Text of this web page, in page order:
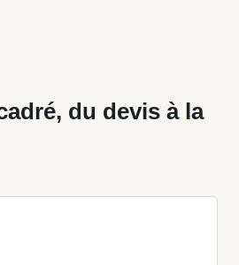
du devis à la